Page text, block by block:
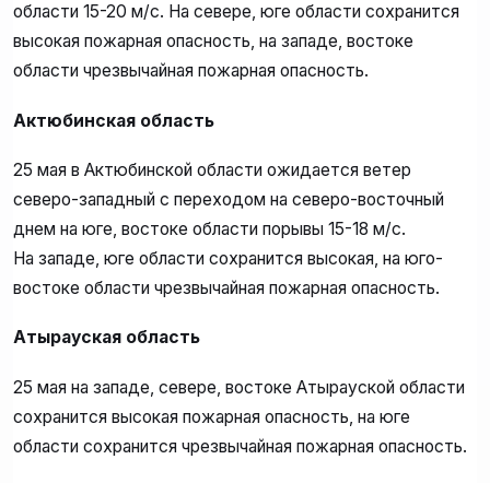
области 15-20 м/с. На севере, юге области сохранится
высокая пожарная опасность, на западе, востоке
области чрезвычайная пожарная опасность.
Актюбинская область
25 мая в Актюбинской области ожидается ветер
северо-западный с переходом на северо-восточный
днем на юге, востоке области порывы 15-18 м/с.
На западе, юге области сохранится высокая, на юго-
востоке области чрезвычайная пожарная опасность.
Атырауская область
25 мая на западе, севере, востоке Атырауской области
сохранится высокая пожарная опасность, на юге
области сохранится чрезвычайная пожарная опасность.